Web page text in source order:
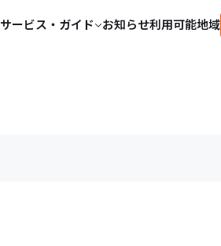
サービス・ガイド お知らせ利用可能地域